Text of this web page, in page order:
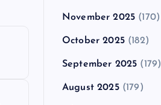
November 2025 (170)
October 2025(182)
September 2025 (179)
August 2025(179)